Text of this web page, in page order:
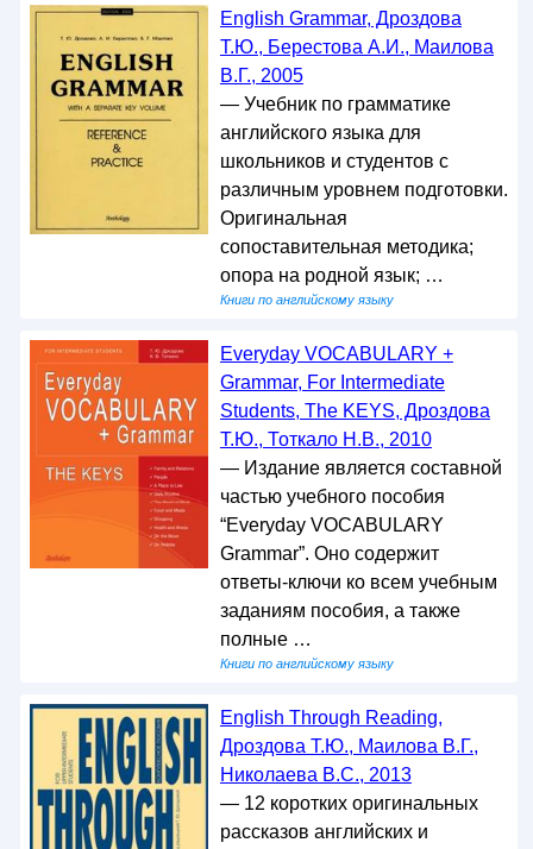
English Grammar, Дроздова
Т.Ю., Берестова А.И., Маилова
В.Г., 2005
— Учебник по грамматике
английского языка для
школьников и студентов с
различным уровнем подготовки.
Оригинальная
сопоставительная методика;
опора на родной язык; …
Книги по английскому языку
Everyday VOCABULARY +
Grammar, For Intermediate
Students, The KEYS, Дроздова
Т.Ю., Тоткало Н.В., 2010
— Издание является составной
частью учебного пособия
“Everyday VOCABULARY
Grammar”. Оно содержит
ответы-ключи ко всем учебным
заданиям пособия, а также
полные …
Книги по английскому языку
English Through Reading,
Дроздова Т.Ю., Маилова В.Г.,
Николаева В.С., 2013
— 12 коротких оригинальных
рассказов английских и